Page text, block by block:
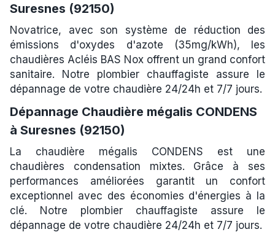
Suresnes (92150)
Novatrice, avec son système de réduction des
émissions d'oxydes d'azote (35mg/kWh), les
chaudières Acléis BAS Nox offrent un grand confort
sanitaire. Notre plombier chauffagiste assure le
dépannage de votre chaudière 24/24h et 7/7 jours.
Dépannage Chaudière mégalis CONDENS
à Suresnes (92150)
La chaudière mégalis CONDENS est une
chaudières condensation mixtes. Grâce à ses
performances améliorées garantit un confort
exceptionnel avec des économies d'énergies à la
clé. Notre plombier chauffagiste assure le
dépannage de votre chaudière 24/24h et 7/7 jours.